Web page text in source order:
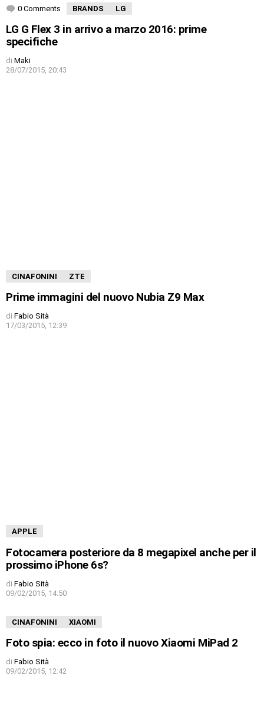
0 Comments BRANDS LG
LG G Flex 3 in arrivo a marzo 2016: prime
specifiche
di Maki
28/07/2015, 20:43
CINAFONINI ZTE
Prime immagini del nuovo Nubia Z9 Max
di Fabio Sità
17/03/2015, 12:39
APPLE
Fotocamera posteriore da 8 megapixel anche per il
prossimo iPhone 6s?
di Fabio Sità
09/02/2015, 14:50
CINAFONINI XIAOMI
Foto spia: ecco in foto il nuovo Xiaomi MiPad 2
di Fabio Sità
09/02/2015, 12:42